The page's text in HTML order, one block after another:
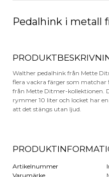
Pedalhink i metall
Walther pedalhink från Mette
flera vackra färger som
från Mette Ditmer-kollektionen.
rymmer 10 liter och locket har
att det stängs utan ljud.
Artikelnummer
Varumärke